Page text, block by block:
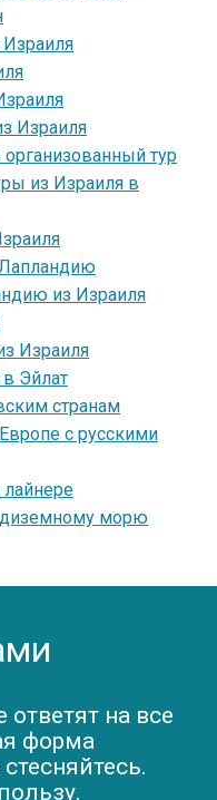
Израиля
тур
из Израиля в
из Израиля
Израиля
Эйлат
странам
с русскими
морю
на все
форма